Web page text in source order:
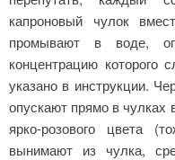
капроновый чулок
промывают в воде,
концентрацию
указано в инструкции.
опускают прямо в чулках
ярко-розового цвета
вынимают из чулка,